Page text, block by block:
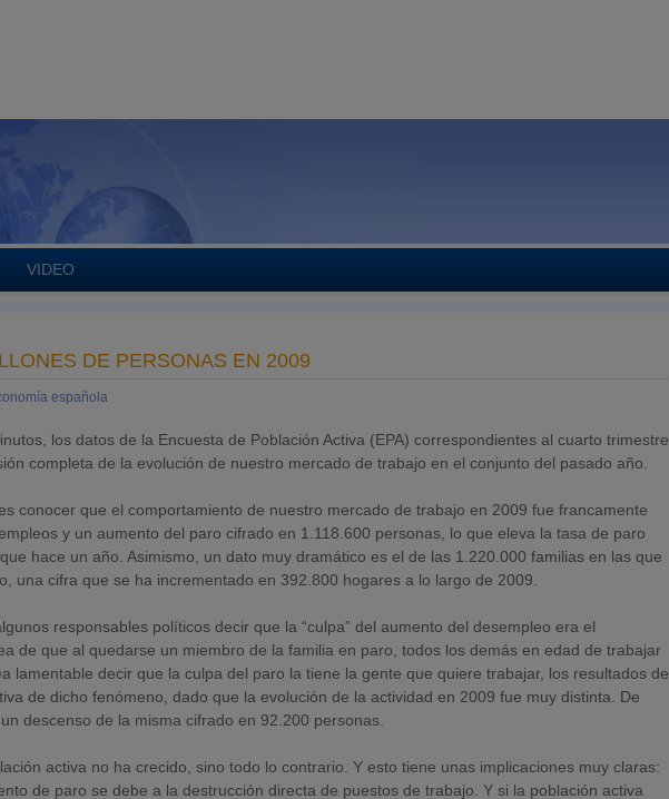
VIDEO
DE PERSONAS EN 2009
española
los datos de la Encuesta de Población Activa (EPA) correspondientes al cuarto trimestre
completa de la evolución de nuestro mercado de trabajo en el conjunto del pasado año.
conocer que el comportamiento de nuestro mercado de trabajo en 2009 fue francamente
y un aumento del paro cifrado en 1.118.600 personas, lo que eleva la tasa de paro
hace un año. Asimismo, un dato muy dramático es el de las 1.220.000 familias en las que
una cifra que se ha incrementado en 392.800 hogares a lo largo de 2009.
responsables políticos decir que la “culpa” del aumento del desempleo era el
de que al quedarse un miembro de la familia en paro, todos los demás en edad de trabajar
lamentable decir que la culpa del paro la tiene la gente que quiere trabajar, los resultados de
de dicho fenómeno, dado que la evolución de la actividad en 2009 fue muy distinta. De
descenso de la misma cifrado en 92.200 personas.
activa no ha crecido, sino todo lo contrario. Y esto tiene unas implicaciones muy claras:
de paro se debe a la destrucción directa de puestos de trabajo. Y si la población activa